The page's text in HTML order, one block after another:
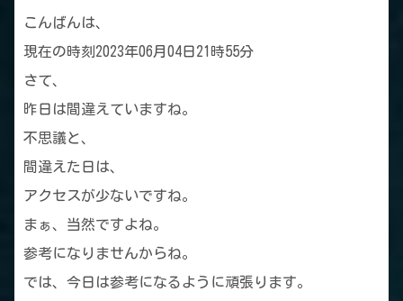
こんばんは、
現在の時刻2023年06月04日21時55分
さて、
昨日は間違えていますね。
不思議と、
間違えた日は、
アクセスが少ないですね。
まぁ、当然ですよね。
参考になりませんからね。
では、今日は参考になるように頑張ります。